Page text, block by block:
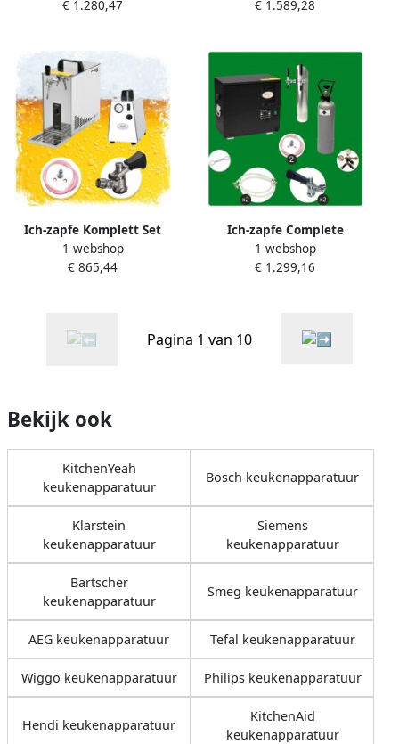
biertapinstallatie AS-40 2-
Green Line NC adapter
Keyfust 40L h
€ 1.280,47 u
€ 1.589,28
Ich-zapfe Komplett Set
Tapsysteem Biertap PYGMY
25 1-kraans droogkoeler 35
1 webshop
€ 865,44
Ich-zapfe Complete
ondertoog set
biertapinstallatie AS-40 2-
2 Keyfust tapkoppen 40L h
1 webshop
€ 1.299,16
Pagina 1 van 10
Bekijk ook
KitchenYeah
keukenapparatuur
Bosch keukenapparatuur
Klarstein
keukenapparatuur
Siemens
keukenapparatuur
Bartscher
keukenapparatuur
Smeg keukenapparatuur
AEG keukenapparatuur Tefal keukenapparatuur
Wiggo keukenapparatuur Philips keukenapparatuur
Hendi keukenapparatuur
KitchenAid
keukenapparatuur